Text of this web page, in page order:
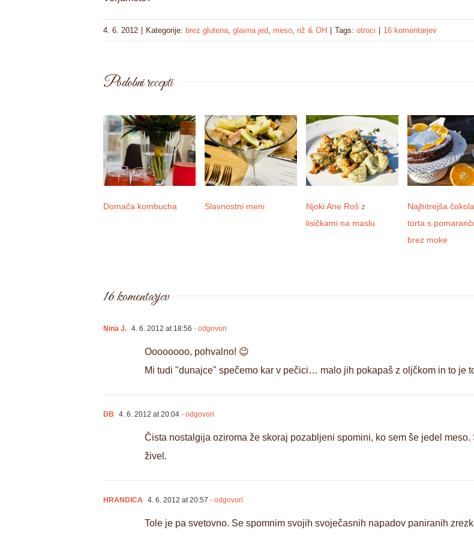
4. 6. 2012 | Kategorije: brez glutena glavna jed meso riž & OH | Tags: otroci | 16 komentarjev
Podobni recepti
Domača kombucha Slavnostni meni
Njoki Ane Roš z
lisičkami na maslu
Najhitrejša
torta s
brez moke
16 komentarjev
Nina J. 4. 6. 2012 at 18:56 - odgovori
Oooooooo, pohvalno! 😉
Mi tudi "dunajce" spečemo kar v pečici… malo jih pokapaš z oljčkom in to je
DB 4. 6. 2012 at 20:04 - odgovori
Čista nostalgija oziroma že skoraj pozabljeni spomini, ko sem še jedel
živel.
HRANDICA 4. 6. 2012 at 20:57 - odgovori
Tole je pa svetovno. Se spomnim svojih svoječasnih napadov paniranih